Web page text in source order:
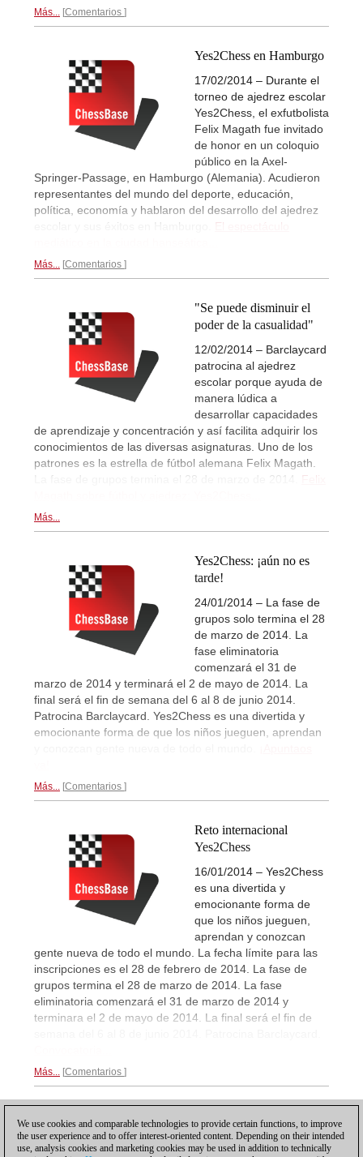
Más... Comentarios
Yes2Chess en Hamburgo
17/02/2014 – Durante el
torneo de ajedrez escolar
Yes2Chess, el exfutbolista
Felix Magath fue invitado
de honor en un coloquio
público en la Axel-
Springer-Passage, en Hamburgo (Alemania). Acudieron
representantes del mundo del deporte, educación,
política, economía y hablaron del desarrollo del ajedrez
escolar y sus éxitos en Hamburgo. El espectáculo
Más... Comentarios
"Se puede disminuir el
poder de la casualidad"
12/02/2014 – Barclaycard
patrocina al ajedrez
escolar porque ayuda de
manera lúdica a
desarrollar capacidades
de aprendizaje y concentración y así facilita adquirir los
conocimientos de las diversas asignaturas. Uno de los
patrones es la estrella de fútbol alemana Felix Magath.
La fase de grupos termina el 28 de marzo de 2014. Felix
Más...
Yes2Chess: ¡aún no es
tarde!
24/01/2014 – La fase de
grupos solo termina el 28
de marzo de 2014. La
fase eliminatoria
comenzará el 31 de
marzo de 2014 y terminará el 2 de mayo de 2014. La
final será el fin de semana del 6 al 8 de junio 2014.
Patrocina Barclaycard. Yes2Chess es una divertida y
emocionante forma de que los niños jueguen, aprendan
Más... Comentarios
Reto internacional
Yes2Chess
16/01/2014 – Yes2Chess
es una divertida y
emocionante forma de
que los niños jueguen,
aprendan y conozcan
gente nueva de todo el mundo. La fecha límite para las
inscripciones es el 28 de febrero de 2014. La fase de
grupos termina el 28 de marzo de 2014. La fase
eliminatoria comenzará el 31 de marzo de 2014 y
terminara el 2 de mayo de 2014. La final será el fin de
Más... Comentarios
We use cookies and comparable technologies to provide certain functions, to improve
the user experience and to offer interest-oriented content. Depending on their intended
use, analysis cookies and marketing cookies may be used in addition to technically